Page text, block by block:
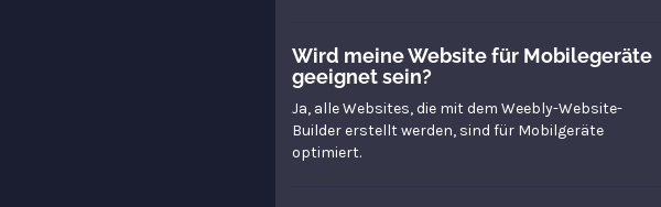
Wird meine Website für Mobilegeräte
geeignet sein?
Ja, alle Websites, die mit dem Weebly-Website-
Builder erstellt werden, sind für Mobilgeräte
optimiert.